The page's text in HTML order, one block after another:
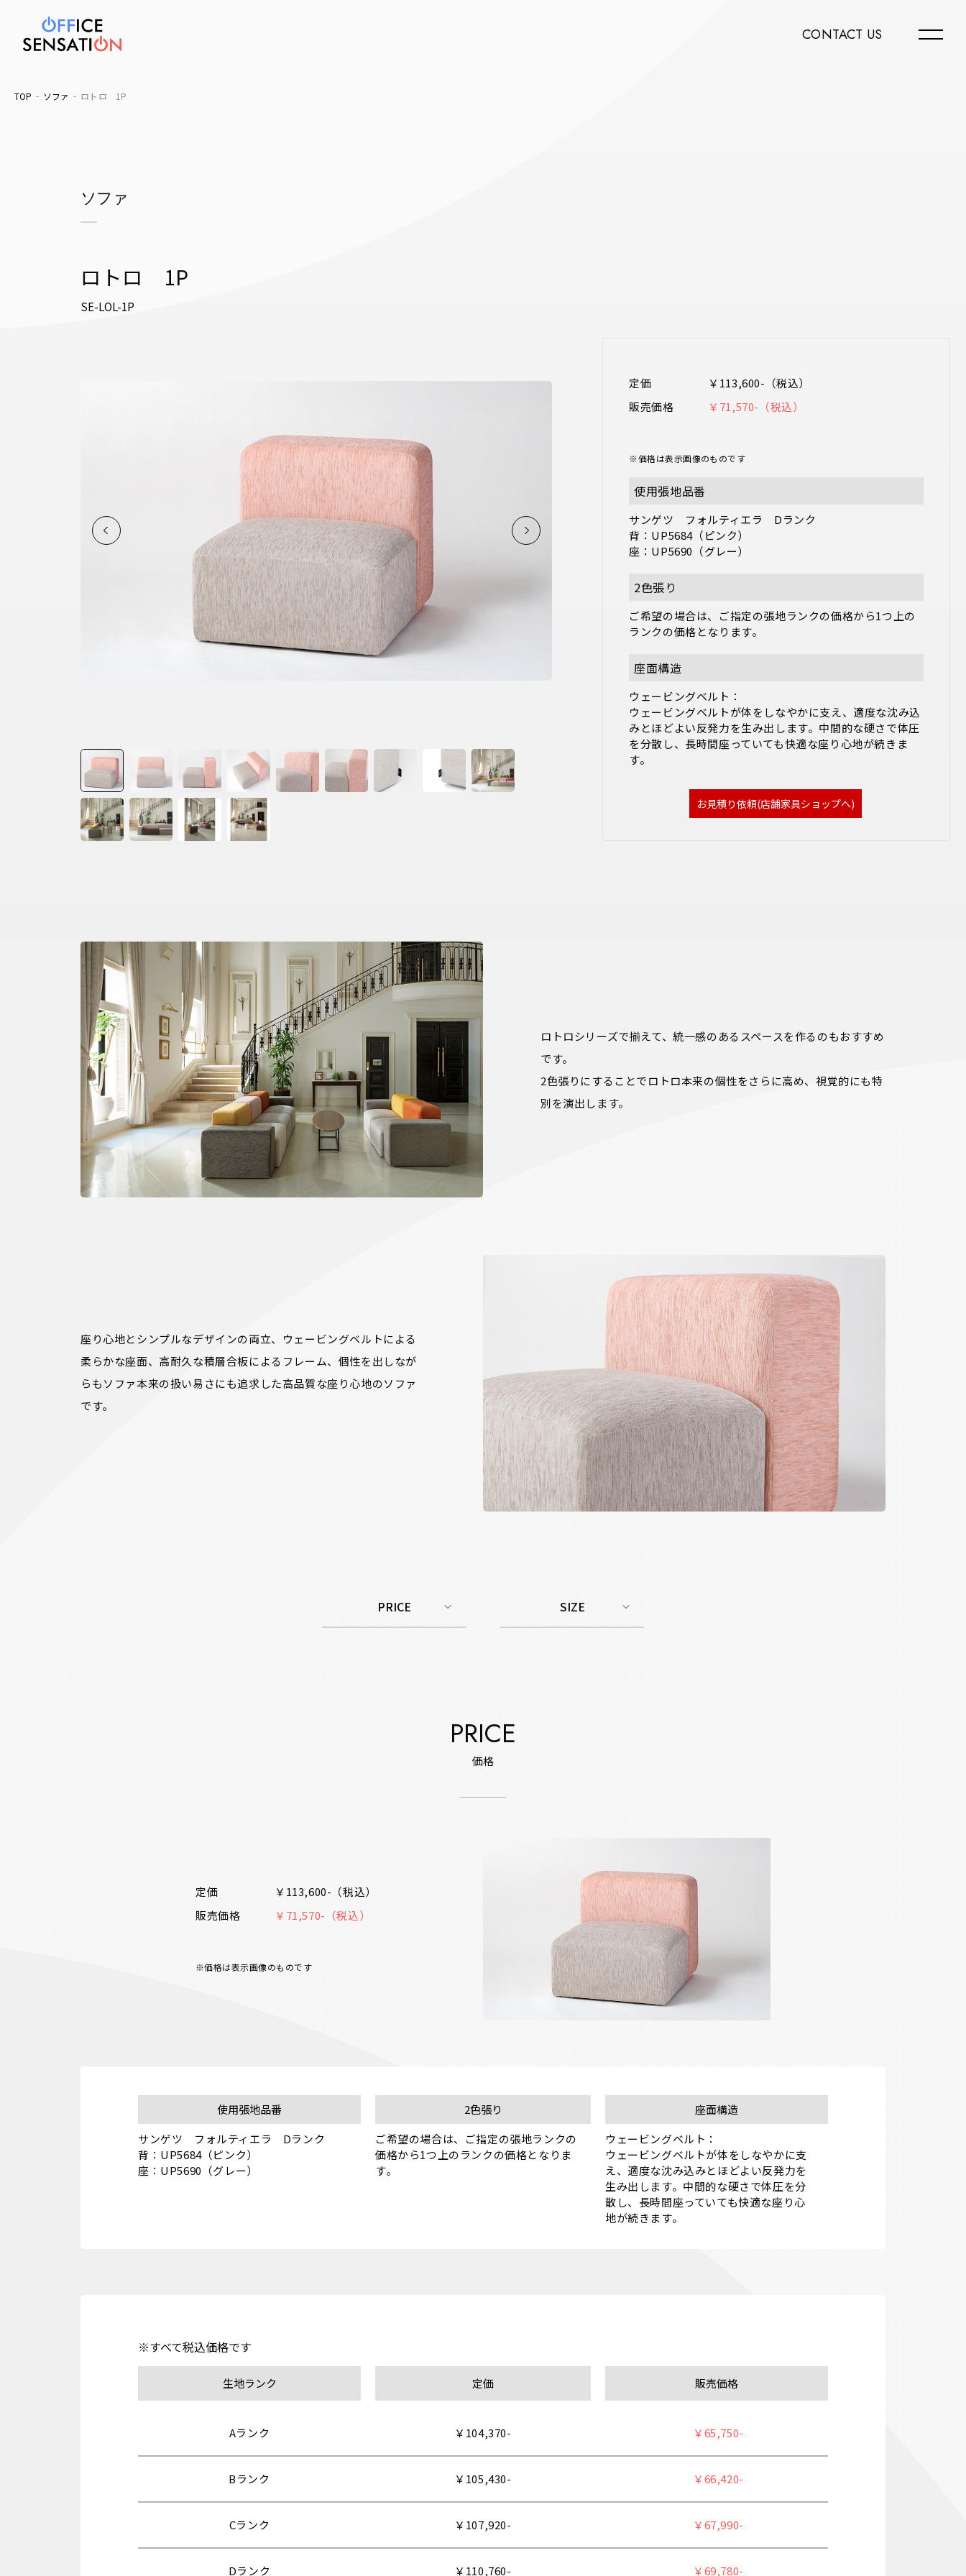
CONTACT US
TOP ソファ ロトロ 1P
ソファ
ロトロ 1P
SE-LOL-1P
定価
￥113,600-（税込）
販売価格
￥71,570-（税込）
※価格は表示画像のものです
使用張地品番
サンゲツ　フォルティエラ　Dランク
背：UP5684（ピンク）
2色張り
ご希望の場合は、ご指定の張地ランクの価格から1つ上の
ランクの価格となります。
座面構造
ウェービングベルト：
ウェービングベルトが体をしなやかに支え、適度な沈み込
みとほどよい反発力を生み出します。中間的な硬さで体圧
を分散し、長時間座っていても快適な座り心地が続きま
す。
お見積り依頼(店舗家具ショップへ)
ロトロシリーズで揃えて、統一感のあるスペースを作るのもおすすめ
です。
2色張りにすることでロトロ本来の個性をさらに高め、視覚的にも特
座り心地とシンプルなデザインの両立、ウェービングベルトによる
柔らかな座面、高耐久な積層合板によるフレーム、個性を出しなが
らもソファ本来の扱い易さにも追求した高品質な座り心地のソファ
です。
PRICE SIZE
PRICE
価格
定価
￥113,600-（税込）
販売価格
￥71,570-（税込）
※価格は表示画像のものです
使用張地品番 2色張り
座面構造
サンゲツ　フォルティエラ　Dランク
背：UP5684（ピンク）
ご希望の場合は、ご指定の張地ランクの
価格から1つ上のランクの価格となりま
す。
ウェービングベルト：
ウェービングベルトが体をしなやかに支
え、適度な沈み込みとほどよい反発力を
生み出します。中間的な硬さで体圧を分
散し、長時間座っていても快適な座り心
地が続きます。
※すべて税込価格です
生地ランク 定価 販売価格
Aランク ￥104,370- ￥65,750-
Bランク ￥105,430- ￥66,420-
Cランク ￥107,920- ￥67,990-
Dランク ￥110,760- ￥69,780-